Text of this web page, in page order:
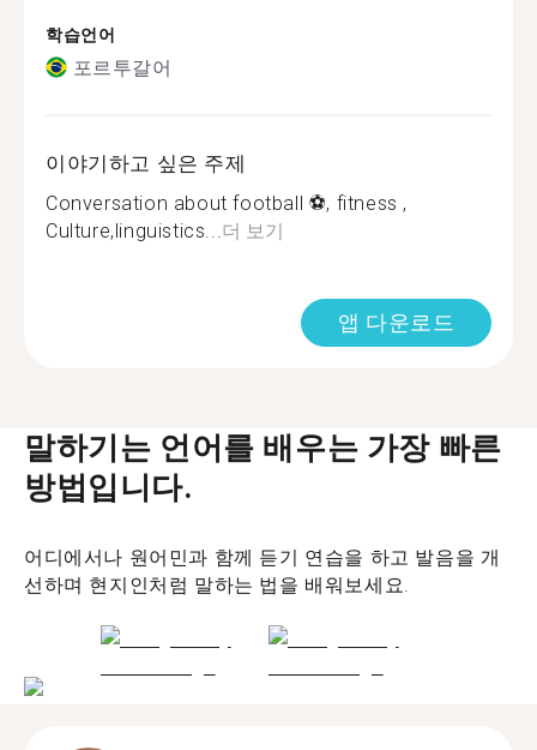
학습언어
포르투갈어
이야기하고 싶은 주제
Conversation about football ⚽️, fitness ,
Culture,linguistics... 더 보기
앱 다운로드
말하기는 언어를 배우는 가장 빠른
방법입니다.
어디에서나 원어민과 함께 듣기 연습을 하고 발음을 개
선하며 현지인처럼 말하는 법을 배워보세요.